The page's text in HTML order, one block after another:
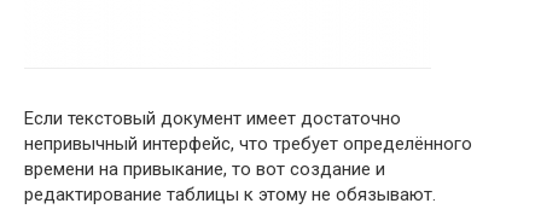
Если текстовый документ имеет достаточно
непривычный интерфейс, что требует определённого
времени на привыкание, то вот создание и
редактирование таблицы к этому не обязывают.